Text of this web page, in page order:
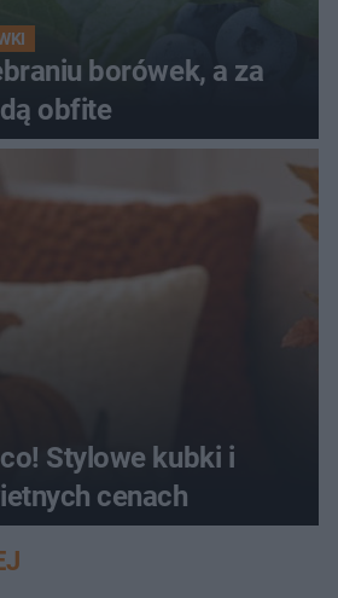
borówek, a za
obfite
Stylowe kubki i
cenach